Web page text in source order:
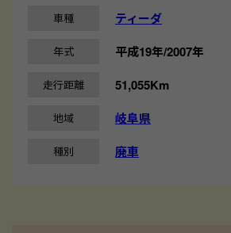
車種 ティーダ
年式 平成19年/2007年
走行距離 51,055Km
地域 岐阜県
種別 廃車